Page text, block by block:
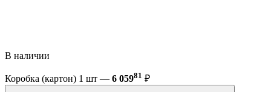
В наличии
Коробка (картон) 1 шт — 6 05981 ₽